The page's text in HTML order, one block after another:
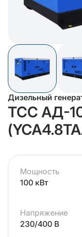
Дизельный
ТСС АД-
Мощность
100 кВт
Напряжение
230/400 В